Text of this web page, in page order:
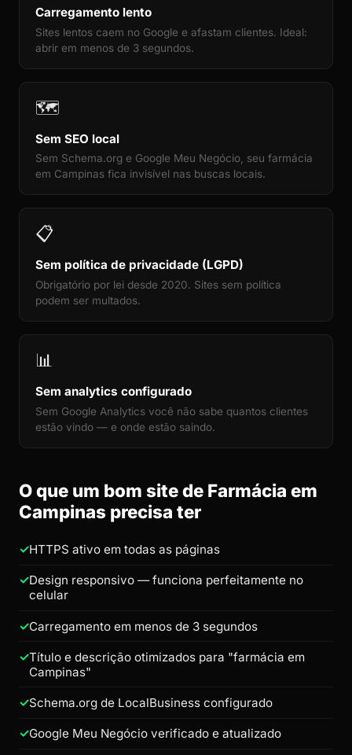
Carregamento lento
Sites lentos caem no Google e afastam clientes. Ideal:
abrir em menos de 3 segundos.
🗺️
Sem SEO local
Sem Schema.org e Google Meu Negócio, seu farmácia
em Campinas fica invisível nas buscas locais.
📋
Sem política de privacidade (LGPD)
Obrigatório por lei desde 2020. Sites sem política
podem ser multados.
📊
Sem analytics configurado
Sem Google Analytics você não sabe quantos clientes
estão vindo — e onde estão saindo.
O que um bom site de Farmácia em
Campinas precisa ter
HTTPS ativo em todas as páginas
Design responsivo — funciona perfeitamente no
celular
Carregamento em menos de 3 segundos
Título e descrição otimizados para "farmácia em
Campinas"
Schema.org de LocalBusiness configurado
Google Meu Negócio verificado e atualizado